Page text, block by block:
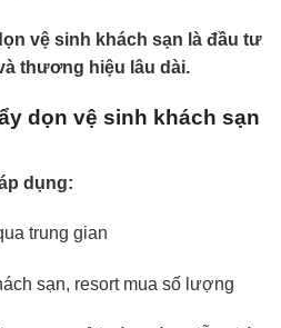
vệ sinh khách sạn là đầu tư
thương hiệu lâu dài.
dọn vệ sinh khách sạn
dụng:
trung gian
sạn, resort mua số lượng